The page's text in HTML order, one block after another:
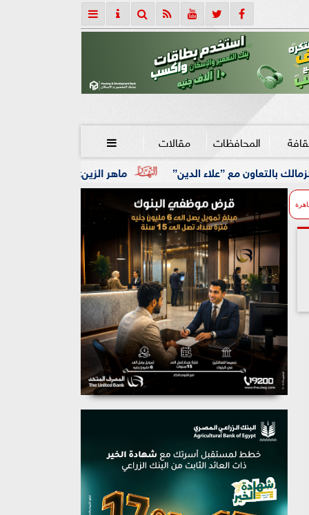
المحافظات مقالات 
ماهر الزين: 25 حافلة تُعيد 1250 سودانيًا ضمن الفوج الـ41.. والالتزام بوثائق السفر عزز انسيابية العودة الطوعية الدين”